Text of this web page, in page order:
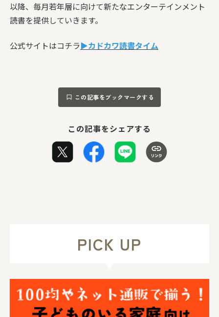
以降、毎月若年層に向けて新たなエンターテインメント
読書を提供していきます。
公式サイトはコチラ▶カドカワ読書タイム
この記事をブックマークする
この記事をシェアする
PICK UP